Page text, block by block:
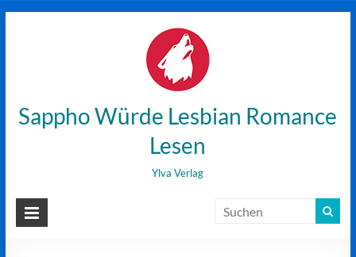
Sappho Würde Lesbian Romance
Lesen
Ylva Verlag